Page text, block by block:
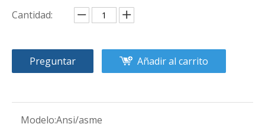
Cantidad:
Preguntar Añadir al carrito
Modelo:Ansi/asme